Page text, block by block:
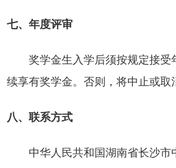
七、年度评审
奖学金生入学后须按规定接受
续享有奖学金。否则，将中止或取
八、联系方式
中华人民共和国湖南省长沙市